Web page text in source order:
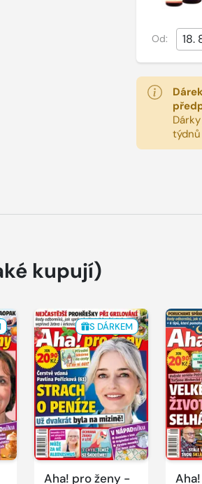
Od:
kupují)
S DÁRKEM
Aha! pro ženy -